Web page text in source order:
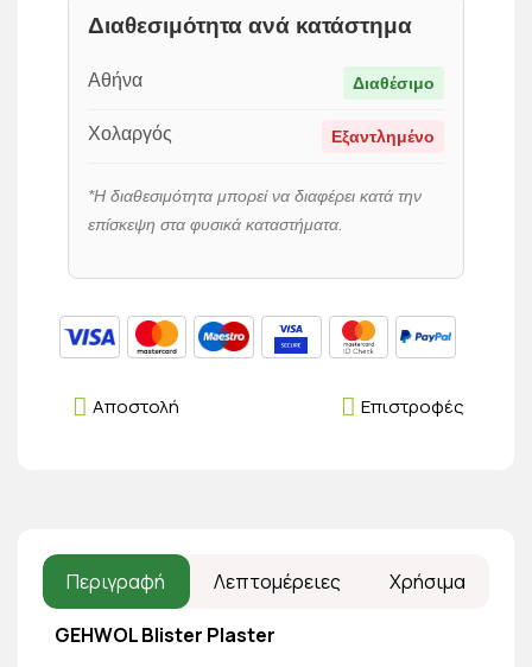
Διαθεσιμότητα ανά κατάστημα
Αθήνα Διαθέσιμο
Χολαργός Εξαντλημένο
*Η διαθεσιμότητα μπορεί να διαφέρει κατά την
επίσκεψη στα φυσικά καταστήματα.
Επιστροφές
Αποστολή
Περιγραφή Λεπτομέρειες Χρήσιμα
GEHWOL Blister Plaster